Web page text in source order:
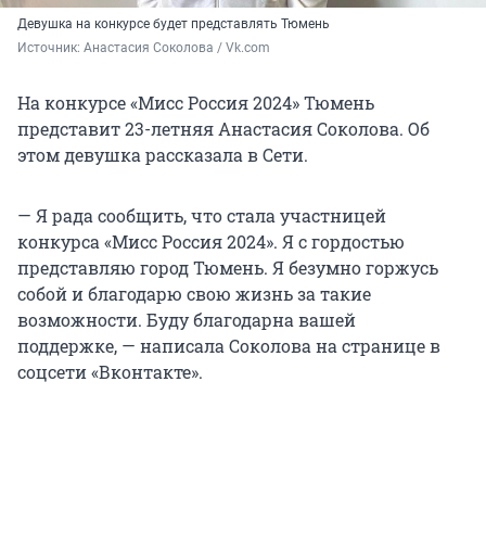
Девушка на конкурсе будет представлять Тюмень
Источник: Анастасия Соколова / Vk.com
На конкурсе «Мисс Россия 2024» Тюмень
представит 23-летняя Анастасия Соколова. Об
этом девушка рассказала в Сети.
— Я рада сообщить, что стала участницей
конкурса «Мисс Россия 2024». Я с гордостью
представляю город Тюмень. Я безумно горжусь
собой и благодарю свою жизнь за такие
возможности. Буду благодарна вашей
поддержке, — написала Соколова на странице в
соцсети «Вконтакте».